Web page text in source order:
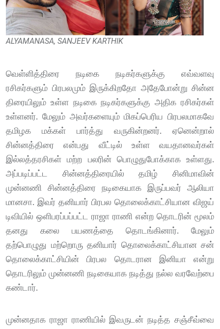
ALYAMANASA, SANJEEV KARTHIK
வெள்ளித்திரை நடிகை நடிகர்களுக்கு எவ்வளவு
ரசிகர்களும் பிரபலமும் இருக்கிறதோ அதேபோன்று சின்ன
திரையிலும் உள்ள நடிகை நடிகர்களுக்கு அதிக ரசிகர்கள்
உள்ளனர். மேலும் அவர்களையும் மிகப்பெரிய பிரபலமாகவே
தமிழக மக்கள் பார்த்து வருகின்றனர். ஏனென்றால்
சின்னத்திரை என்பது வீட்டில் உள்ள வயதானவர்கள்
இல்லத்தரசிகள் மற்ற பலரின் பொழுதுபோக்காக உள்ளது.
அப்படிப்பட்ட சின்னத்திரையில் தமிழ் சினிமாவின்
முன்னணி சின்னத்திரை நடிகையாக இருப்பவர் ஆலியா
மானசா. இவர் தனியார் பிரபல தொலைக்காட்சியான விஜய்
டிவியில் ஒளிபரப்பப்பட்ட ராஜா ராணி என்ற தொடரின் மூலம்
தனது கலை பயணத்தை தொடங்கினார். மேலும்
தற்பொழுது மற்றொரு தனியார் தொலைக்காட்சியான சன்
தொலைக்காட்சியின் பிரபல தொடரான இனியா என்று
தொடரிலும் முன்னணி நடிகையாக நடித்து நல்ல வரவேற்பை
கண்டார்.
முன்னதாக ராஜா ராணியில் இவருடன் நடித்த சஞ்சீவ்வை